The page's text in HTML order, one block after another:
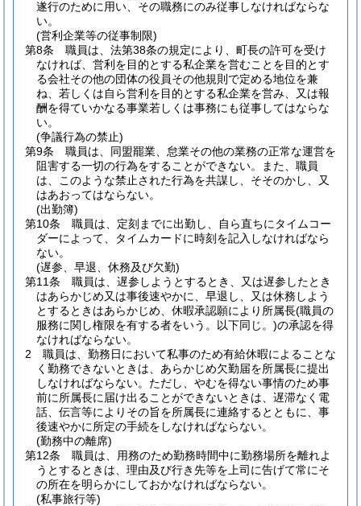
遂行のために用い、その職務にのみ従事しなければならな
い。
(営利企業等の従事制限)
第8条
職員は、法第38条の規定により、町長の許可を受け
なければ、営利を目的とする私企業を営むことを目的とす
る会社その他の団体の役員その他規則で定める地位を兼
ね、若しくは自ら営利を目的とする私企業を営み、又は報
酬を得ていかなる事業若しくは事務にも従事してはならな
い。
(争議行為の禁止)
第9条
職員は、同盟罷業、怠業その他の業務の正常な運営を
阻害する一切の行為をすることができない。
また、職員
は、このような禁止された行為を共謀し、そそのかし、又
はあおってはならない。
(出勤簿)
第10条
職員は、定刻までに出勤し、自ら直ちにタイムコー
ダーによって、タイムカードに時刻を記入しなければなら
ない。
(遅参、早退、休務及び欠勤)
第11条
職員は、遅参しようとするとき、又は遅参したとき
はあらかじめ又は事後速やかに、早退し、又は休務しよう
とするときはあらかじめ、休暇承認願により所属長(職員の
服務に関し権限を有する者をいう。以下同じ。)の承認を得
なければならない。
2
職員は、勤務日において私事のため有給休暇によることな
く勤務できないときは、あらかじめ欠勤届を所属長に提出
しなければならない。 ただし、やむを得ない事情のため事
前に所属長に届け出ることができないときは、遅滞なく電
話、伝言等によりその旨を所属長に連絡するとともに、事
後速やかに所定の手続をしなければならない。
(勤務中の離席)
第12条
職員は、用務のため勤務時間中に勤務場所を離れよ
うとするときは、理由及び行き先等を上司に告げて常にそ
の所在を明らかにしておかなければならない。
(私事旅行等)